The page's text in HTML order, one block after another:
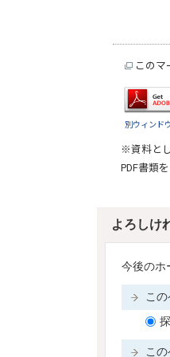
このマ
別ウィンド
※資料と
PDF書類